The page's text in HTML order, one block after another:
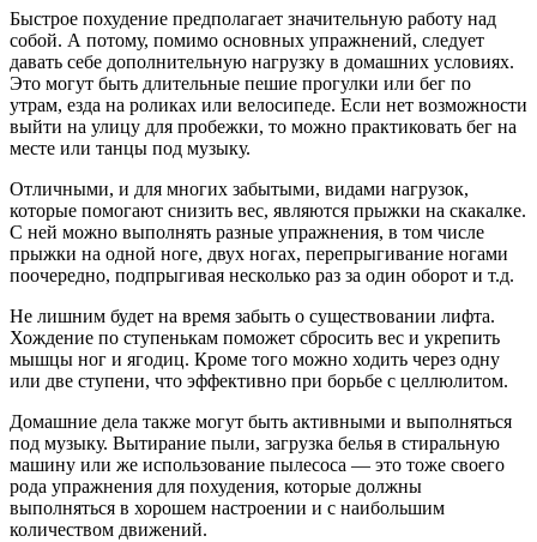
Быстрое похудение предполагает значительную работу над
собой. А потому, помимо основных упражнений, следует
давать себе дополнительную нагрузку в домашних условиях.
Это могут быть длительные пешие прогулки или бег по
утрам, езда на роликах или велосипеде. Если нет возможности
выйти на улицу для пробежки, то можно практиковать бег на
месте или танцы под музыку.
Отличными, и для многих забытыми, видами нагрузок,
которые помогают снизить вес, являются прыжки на скакалке.
С ней можно выполнять разные упражнения, в том числе
прыжки на одной ноге, двух ногах, перепрыгивание ногами
поочередно, подпрыгивая несколько раз за один оборот и т.д.
Не лишним будет на время забыть о существовании лифта.
Хождение по ступенькам поможет сбросить вес и укрепить
мышцы ног и ягодиц. Кроме того можно ходить через одну
или две ступени, что эффективно при борьбе с целлюлитом.
Домашние дела также могут быть активными и выполняться
под музыку. Вытирание пыли, загрузка белья в стиральную
машину или же использование пылесоса — это тоже своего
рода упражнения для похудения, которые должны
выполняться в хорошем настроении и с наибольшим
количеством движений.